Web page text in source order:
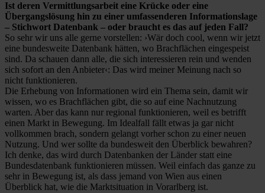
Ist deren Vermittlungsarbeit eine Krücke oder eine
Übergangslösung hin zu einer umfassenderen Informationslage
– Stichwort Datenbank – oder braucht es das auf jeden Fall?
So sehr wir uns alle gerne vorstellen: ›Wär doch cool, wenn wir jetzt
eine bundesweite Datenbank hätten, wo Brachflächen eingespeist
sind. Da schauen dann alle, die sich interessieren rein und wenden
sich sofort an den Anbieter‹: Das wird meiner Meinung nach so
nicht funktionieren.
Die Erhebung von Informationen wird ein Thema sein, damit wir
wissen, wo es Brachflächen gibt, die so auf eine Nachnutzung
warten. Aber das kann nur regional funktionieren, weil es betrifft
einen Markt in Bewegung. Im Idealfall fällt etwas ja gar nicht
vollkommen brach, sondern gelangt vorher schon zu einer neuen
Nutzung. Und wer sollte da bundesweit den Überblick bewahren?
Ich denke, das wird durch Datenbanken der Länder statt eine
Bundesdatenbank funktionieren müssen. Weil einfach das ganze zu
sehr in Bewegung ist, als dass jemand von Wien aus einen
Überblick hat, wie die Marktsituation in Vorarlberg ist.